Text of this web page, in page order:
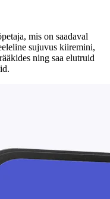
mis on saadaval
sujuvus kiiremini,
ning saa elutruid